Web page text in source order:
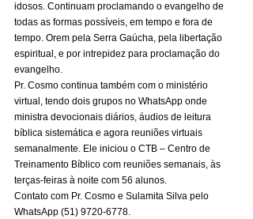
idosos. Continuam proclamando o evangelho de
todas as formas possíveis, em tempo e fora de
tempo. Orem pela Serra Gaúcha, pela libertação
espiritual, e por intrepidez para proclamação do
evangelho.
Pr. Cosmo continua também com o ministério
virtual, tendo dois grupos no WhatsApp onde
ministra devocionais diários, áudios de leitura
bíblica sistemática e agora reuniões virtuais
semanalmente. Ele iniciou o CTB – Centro de
Treinamento Bíblico com reuniões semanais, às
terças-feiras à noite com 56 alunos.
Contato com Pr. Cosmo e Sulamita Silva pelo
WhatsApp (51) 9720-6778.